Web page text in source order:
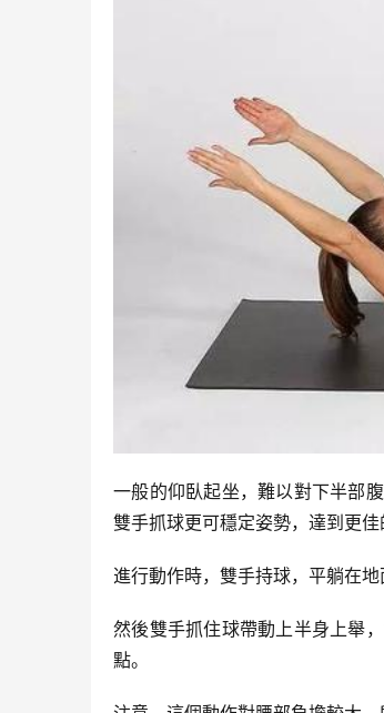
一般的仰臥起坐，難以對下半部
雙手抓球更可穩定姿勢，達到更佳
進行動作時，雙手持球，平躺在
然後雙手抓住球帶動上半身上舉
點。